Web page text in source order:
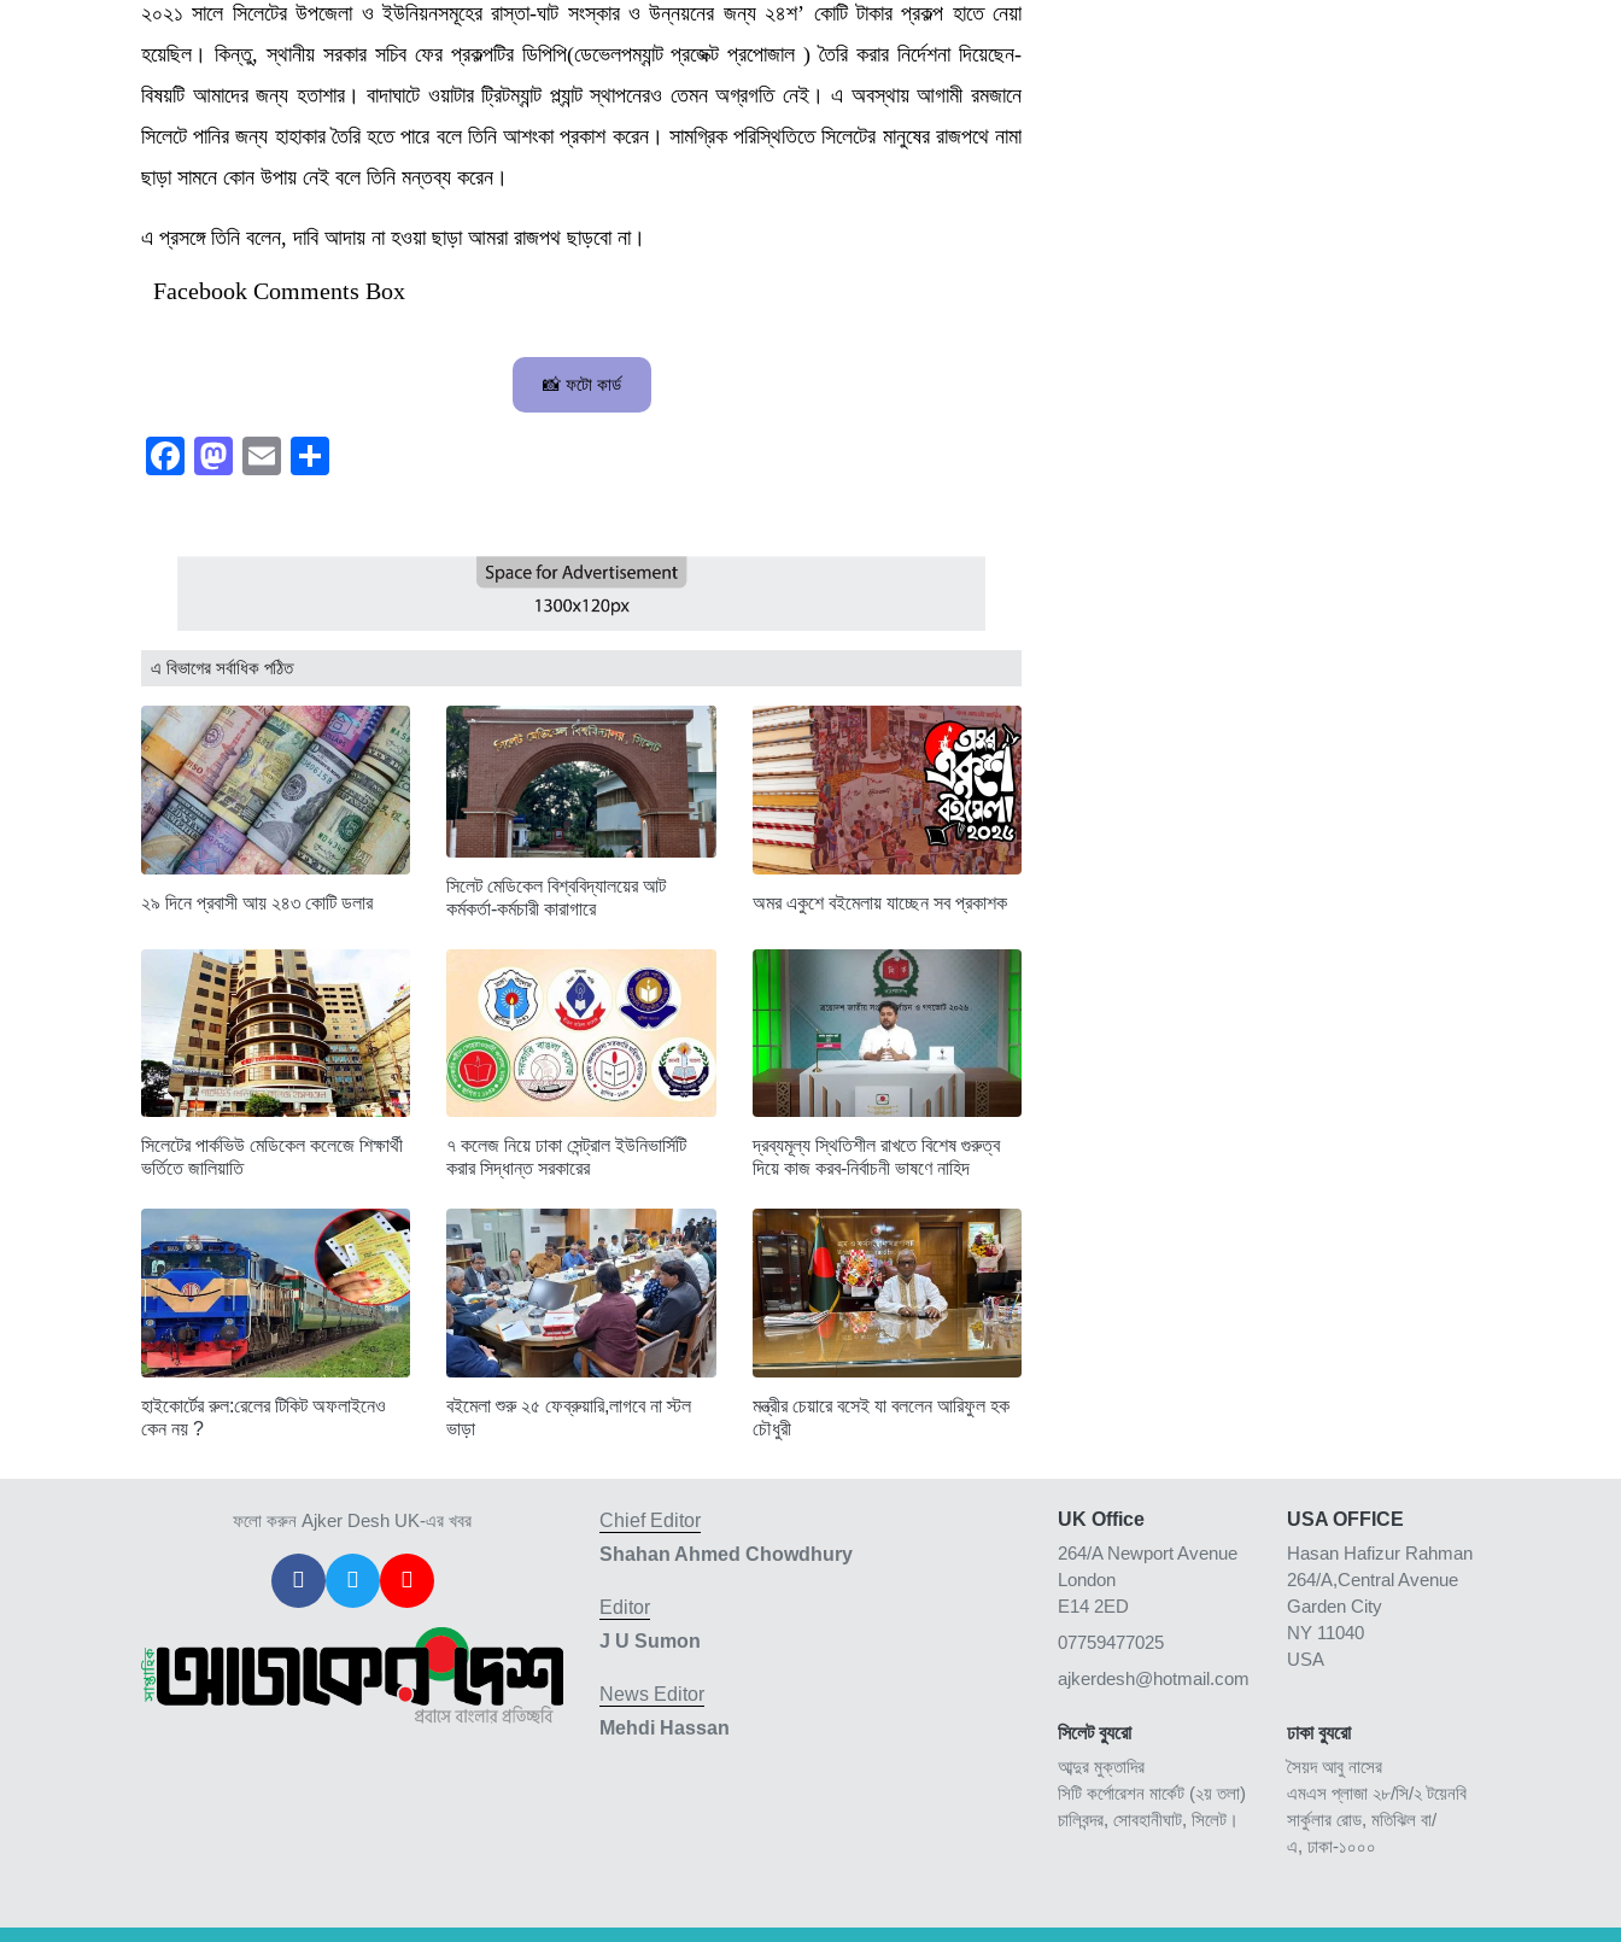
২০২১ সালে সিলেটের উপজেলা ও ইউনিয়নসমূহের রাস্তা-ঘাট সংস্কার ও উন্নয়নের জন্য ২৪শ’ কোটি টাকার প্রকল্প হাতে নেয়া
হয়েছিল। কিন্তু, স্থানীয় সরকার সচিব ফের প্রকল্পটির ডিপিপি(ডেভেলপম্যান্ট প্রজেক্ট প্রপোজাল ) তৈরি করার নির্দেশনা দিয়েছেন-
বিষয়টি আমাদের জন্য হতাশার। বাদাঘাটে ওয়াটার ট্রিটম্যান্ট প্ল্যান্ট স্থাপনেরও তেমন অগ্রগতি নেই। এ অবস্থায় আগামী রমজানে
সিলেটে পানির জন্য হাহাকার তৈরি হতে পারে বলে তিনি আশংকা প্রকাশ করেন। সামগ্রিক পরিস্থিতিতে সিলেটের মানুষের রাজপথে নামা
ছাড়া সামনে কোন উপায় নেই বলে তিনি মন্তব্য করেন।
এ প্রসঙ্গে তিনি বলেন, দাবি আদায় না হওয়া ছাড়া আমরা রাজপথ ছাড়বো না।
Facebook Comments Box
📸 ফটো কার্ড
Facebook
Mastodon
Email
এ বিভাগের সর্বাধিক পঠিত
২৯ দিনে প্রবাসী আয় ২৪৩ কোটি ডলার
সিলেট মেডিকেল বিশ্ববিদ্যালয়ের আট
কর্মকর্তা-কর্মচারী কারাগারে
অমর একুশে বইমেলায় যাচ্ছেন সব প্রকাশক
সিলেটের পার্কভিউ মেডিকেল কলেজে শিক্ষার্থী
ভর্তিতে জালিয়াতি
৭ কলেজ নিয়ে ঢাকা সেন্ট্রাল ইউনিভার্সিটি
করার সিদ্ধান্ত সরকারের
দ্রব্যমূল্য স্থিতিশীল রাখতে বিশেষ গুরুত্ব
দিয়ে কাজ করব-নির্বাচনী ভাষণে নাহিদ
হাইকোর্টের রুল:রেলের টিকিট অফলাইনেও
কেন নয় ?
বইমেলা শুরু ২৫ ফেব্রুয়ারি,লাগবে না স্টল
ভাড়া
মন্ত্রীর চেয়ারে বসেই যা বললেন আরিফুল হক
চৌধুরী
ফলো করুন Ajker Desh UK-এর খবর
Chief Editor
Shahan Ahmed Chowdhury
Editor
J U Sumon
News Editor
Mehdi Hassan
UK Office
264/A Newport Avenue
London
E14 2ED
07759477025
ajkerdesh@hotmail.com
USA OFFICE
Hasan Hafizur Rahman
264/A,Central Avenue
Garden City
NY 11040
USA
সিলেট ব্যুরো
আব্দুর মুক্তাদির
সিটি কর্পোরেশন মার্কেট (২য় তলা)
চালিবন্দর, সোবহানীঘাট, সিলেট।
ঢাকা ব্যুরো
সৈয়দ আবু নাসের
এমএস প্লাজা ২৮/সি/২ টয়েনবি
সার্কুলার রোড, মতিঝিল বা/
এ, ঢাকা-১০০০